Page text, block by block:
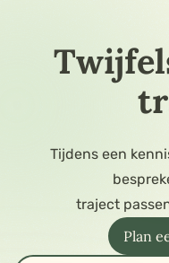
Tijdens een
traject
Plan